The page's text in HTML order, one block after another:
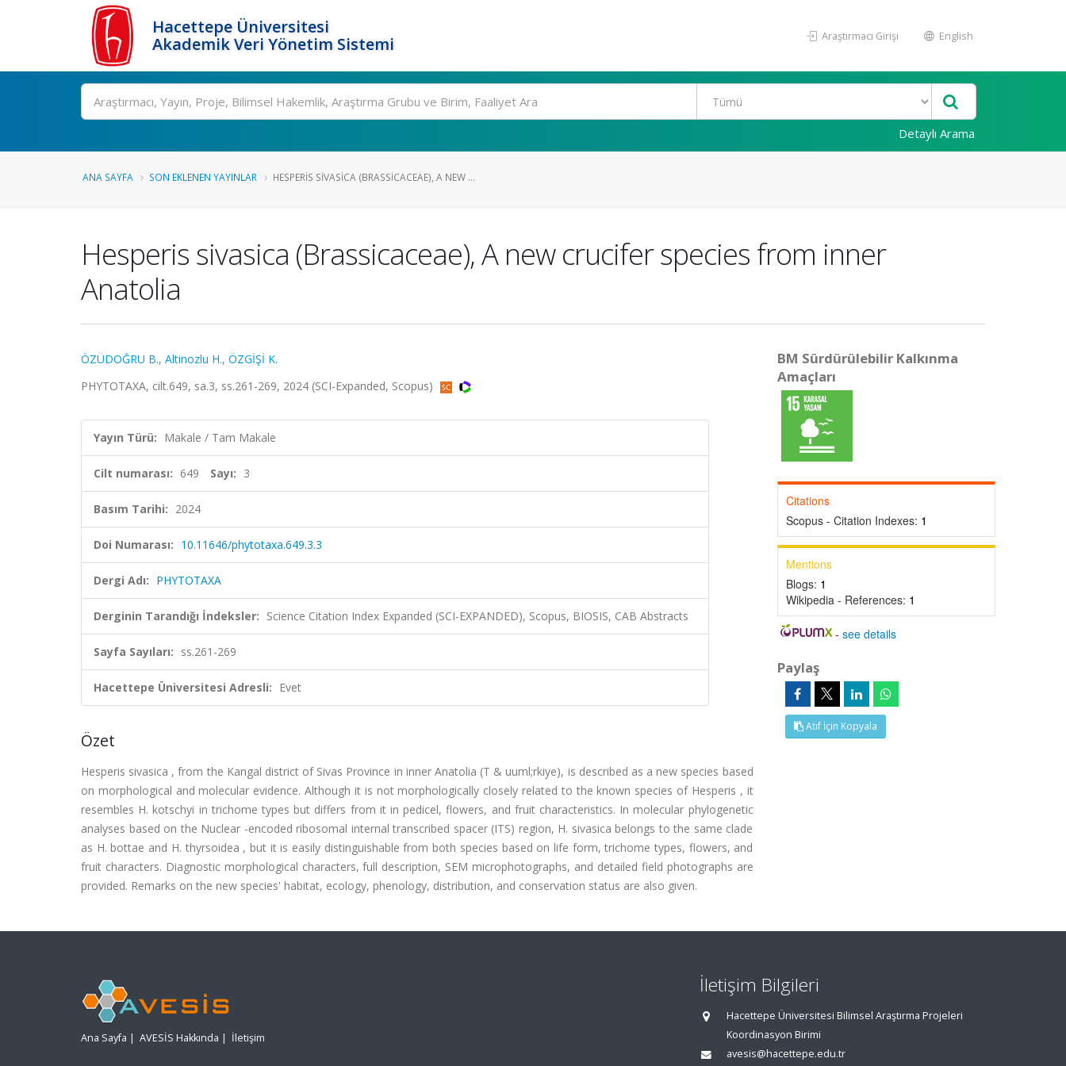
Hacettepe Üniversitesi
Akademik Veri Yönetim Sistemi
Araştırmacı Girişi English
Ara
Detaylı Arama
ANA SAYFA SON EKLENEN YAYINLAR HESPERIS SIVASICA (BRASSICACEAE), A NEW ...
Hesperis sivasica (Brassicaceae), A new crucifer species from inner
Anatolia
ÖZÜDOĞRU B., Altinozlu H., ÖZGİŞİ K.
PHYTOTAXA, cilt.649, sa.3, ss.261-269, 2024 (SCI-Expanded, Scopus)
Yayın Türü: Makale / Tam Makale
Cilt numarası: 649 Sayı: 3
Basım Tarihi: 2024
Doi Numarası: 10.11646/phytotaxa.649.3.3
Dergi Adı: PHYTOTAXA
Derginin Tarandığı İndeksler: Science Citation Index Expanded (SCI-EXPANDED), Scopus, BIOSIS, CAB Abstracts
Sayfa Sayıları: ss.261-269
Hacettepe Üniversitesi Adresli: Evet
Özet
Hesperis sivasica , from the Kangal district of Sivas Province in inner Anatolia (T & uuml;rkiye), is described as a new species based
on morphological and molecular evidence. Although it is not morphologically closely related to the known species of Hesperis , it
resembles H. kotschyi in trichome types but differs from it in pedicel, flowers, and fruit characteristics. In molecular phylogenetic
analyses based on the Nuclear -encoded ribosomal internal transcribed spacer (ITS) region, H. sivasica belongs to the same clade
as H. bottae and H. thyrsoidea , but it is easily distinguishable from both species based on life form, trichome types, flowers, and
fruit characters. Diagnostic morphological characters, full description, SEM microphotographs, and detailed field photographs are
provided. Remarks on the new species' habitat, ecology, phenology, distribution, and conservation status are also given.
BM Sürdürülebilir Kalkınma
Amaçları
Citations
Scopus - Citation Indexes: 1
Mentions
Blogs: 1
Wikipedia - References: 1
-see details
Paylaş
Atıf İçin Kopyala
Ana Sayfa | AVESİS Hakkında | İletişim
İletişim Bilgileri
Hacettepe Üniversitesi Bilimsel Araştırma Projeleri
Koordinasyon Birimi
avesis@hacettepe.edu.tr